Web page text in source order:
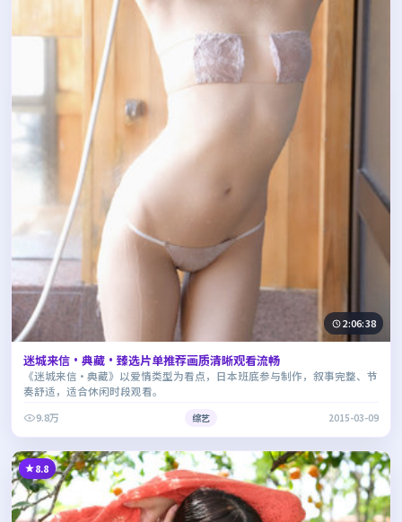
2:06:38
迷城来信·典藏·臻选片单推荐画质清晰观看流畅
《迷城来信·典藏》以爱情类型为看点，日本班底参与制作，叙事完整、节
奏舒适，适合休闲时段观看。
9.8万
综艺 2015-03-09
8.8